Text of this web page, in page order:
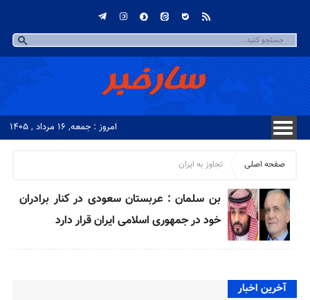
امروز : جمعه, ۱۶ مرداد , ۱۴۰۵
صفحه اصلی تجاوز به ایران
بن سلمان : عربستان سعودی در کنار برادران
خود در جمهوری اسلامی ایران قرار دارد
آخرین اخبار